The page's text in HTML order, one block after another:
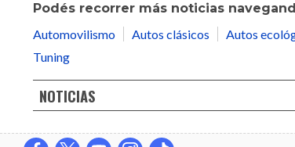
Podés recorrer más noticias
Automovilismo
Autos clásicos Autos
Tuning
NOTICIAS